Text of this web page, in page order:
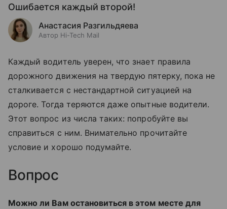
Ошибается каждый второй!
Анастасия Разгильдяева
Автор Hi-Tech Mail
Каждый водитель уверен, что знает правила
дорожного движения на твердую пятерку, пока не
сталкивается с нестандартной ситуацией на
дороге. Тогда теряются даже опытные водители.
Этот вопрос из числа таких: попробуйте вы
справиться с ним. Внимательно прочитайте
условие и хорошо подумайте.
Вопрос
Можно ли Вам остановиться в этом месте для